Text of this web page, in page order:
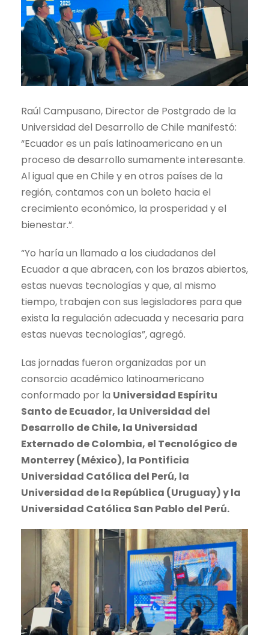
Raúl Campusano, Director de Postgrado de la
Universidad del Desarrollo de Chile manifestó:
“Ecuador es un país latinoamericano en un
proceso de desarrollo sumamente interesante.
Al igual que en Chile y en otros países de la
región, contamos con un boleto hacia el
crecimiento económico, la prosperidad y el
bienestar.”.
“Yo haría un llamado a los ciudadanos del
Ecuador a que abracen, con los brazos abiertos,
estas nuevas tecnologías y que, al mismo
tiempo, trabajen con sus legisladores para que
exista la regulación adecuada y necesaria para
estas nuevas tecnologías”, agregó.
Las jornadas fueron organizadas por un
consorcio académico latinoamericano
conformado por la Universidad Espíritu
Santo de Ecuador, la Universidad del
Desarrollo de Chile, la Universidad
Externado de Colombia, el Tecnológico de
Monterrey (México), la Pontificia
Universidad Católica del Perú, la
Universidad de la República (Uruguay) y la
Universidad Católica San Pablo del Perú.